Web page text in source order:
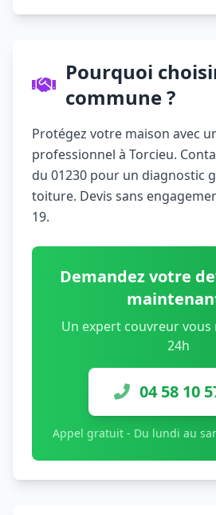
Pourquoi
commune ?
Protégez votre maison avec
professionnel à Torcieu.
du 01230 pour un diagnostic
toiture. Devis sans
19.
Demandez votre
Un expert couvreur vous
24h
04 58 10
Appel gratuit - Du lundi au